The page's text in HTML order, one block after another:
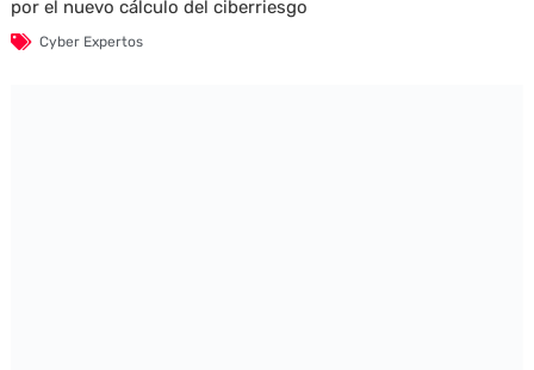
por el nuevo cálculo del ciberriesgo
Cyber Expertos